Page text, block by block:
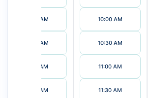
10:00 AM
10:30 AM
11:00 AM
11:30 AM
10:00 AM
10:30 AM
11:00 AM
11:30 AM